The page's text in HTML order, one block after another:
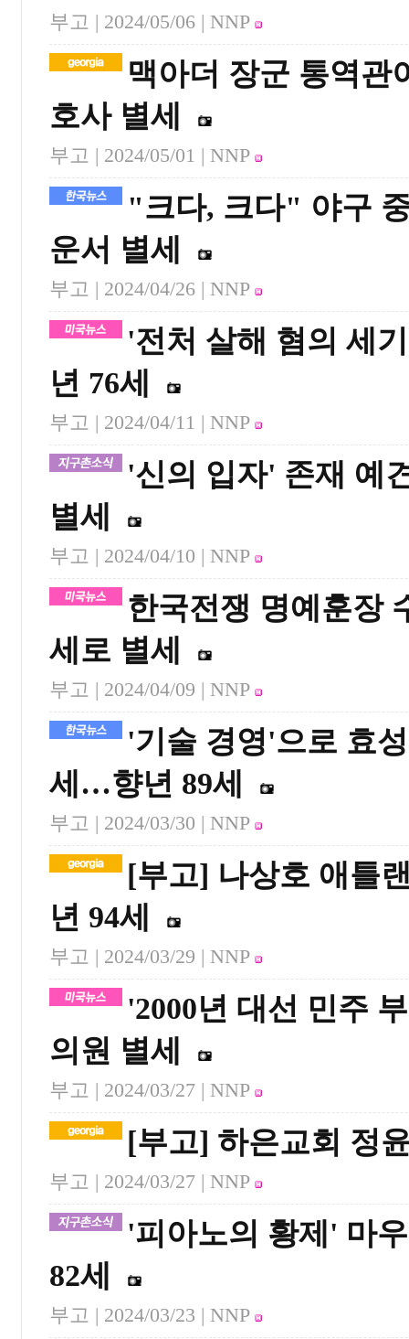
부고 | 2024/05/06 | NNP
맥아더 장군 통역관
호사 별세
부고 | 2024/05/01 | NNP
"크다, 크다" 야구
운서 별세
부고 | 2024/04/26 | NNP
'전처 살해 혐의 세
년 76세
부고 | 2024/04/11 | NNP
'신의 입자' 존재 예
별세
부고 | 2024/04/10 | NNP
한국전쟁 명예훈장
세로 별세
부고 | 2024/04/09 | NNP
'기술 경영'으로 효
세…향년 89세
부고 | 2024/03/30 | NNP
[부고] 나상호 애틀
년 94세
부고 | 2024/03/29 | NNP
'2000년 대선 민주
의원 별세
부고 | 2024/03/27 | NNP
[부고] 하은교회 정
부고 | 2024/03/27 | NNP
'피아노의 황제' 마
82세
부고 | 2024/03/23 | NNP